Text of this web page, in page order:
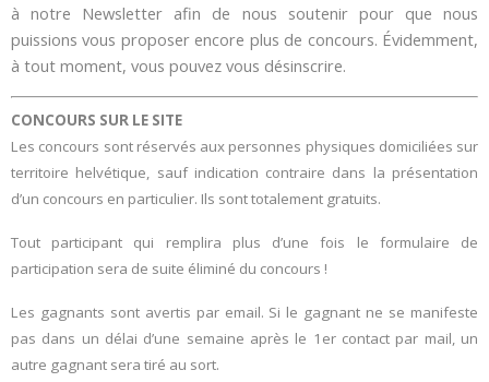
à notre Newsletter afin de nous soutenir pour que nous
puissions vous proposer encore plus de concours. Évidemment,
à tout moment, vous pouvez vous désinscrire.
CONCOURS SUR LE SITE
Les concours sont réservés aux personnes physiques domiciliées sur
territoire helvétique, sauf indication contraire dans la présentation
d’un concours en particulier. Ils sont totalement gratuits.
Tout participant qui remplira plus d’une fois le formulaire de
participation sera de suite éliminé du concours !
Les gagnants sont avertis par email. Si le gagnant ne se manifeste
pas dans un délai d’une semaine après le 1er contact par mail, un
autre gagnant sera tiré au sort.